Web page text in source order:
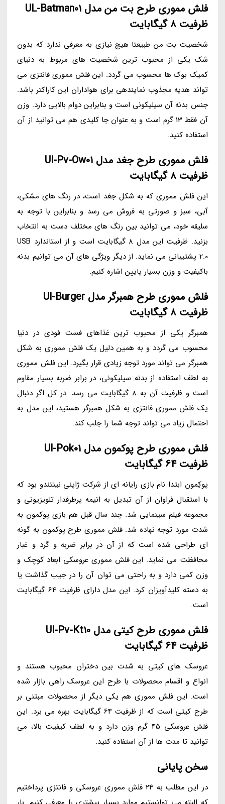
فلش مموری طرح بت من مدل UL-Batman01
ظرفیت 8 گیگابایت
شخصیت بت من طبیعتا هیچ نیازی به معرفی ندارد که بدون
شک یکی از محبوب ترین شخصیت های مربوط به دنیای
کمیک بوک ها محسوب می گردد. این فلش مموری فانتزی می
تواند هدیه مجذوب نمایندهی برای هواداران این کاراکتر باشد.
جنس بدنه آن سیلیکونی است و بنابراین دوام بالایی دارد. وزن
آن فقط 13 گرم است و به عنوان جا کلیدی هم می توانید از آن
استفاده کنید.
فلش مموری طرح جغد مدل Ul-Pv-Ow01
ظرفیت 8 گیگابایت
این فلش مموری که به شکل جغد است، در رنگ های مشکی،
آبی، سبز و صورتی به فروش می رسد و بنابراین با توجه به
سلیقه خود، می توانید بین رنگ های مختلف دست به انتخاب
بزنید. ظرفیت این مدل 8 گیگابایت است و از استاندارد USB
2.0 پشتیبانی می نماید. از دیگر ویژگی های آن می توانیم بدنه
باکیفیت و وزن بسیار پایین اشاره کنیم.
فلش مموری طرح همبرگر مدل Ul-Burger
ظرفیت 8 گیگابایت
همبرگر یکی از محبوب ترین غذاهای فست فودی در دنیا
محسوب می گردد و به همین دلیل یک فلش مموری به شکل
همبرگر می تواند مورد توجه زیادی قرار بگیرد. این فلش مموری
به لطف استفاده از بدنه سیلیکونی، در برابر ضربه بسیار مقاوم
است و ظرفیت آن به 8 گیگابایت می رسد. در کل اگر دنبال
یک فلش مموری فانتزی به شکل همبرگر هستید، این مدل به
احتمال زیاد می تواند توجه شما را جلب کند.
فلش مموری طرح پوکمون مدل Ul-Pok01
ظرفیت 64 گیگابایت
پوکِمون ابتدا نام بازی رایانه ای از شرکت ژاپنی نینتندو بود که
با استقبال فراوان از آن تبدیل به انیمه پرطرفدار تلویزیونی و
مجموعه فیلم سینمایی شد. چند سال قبل هم بازی پوکمون به
شدت مورد توجه نهاده شد. فلش مموری طرح پوکمون به گونه
ای طراحی شده است که از آن در برابر ضربه و گرد و غبار
محافظت می نماید. این فلش مموری عروسکی ابعاد کوچک و
وزن کمی دارد و به راحتی می توان آن را در جیب گذاشت یا
به دسته کلیدآویزان کرد. این مدل دارای ظرفیت 64 گیگابایت
است.
فلش مموری طرح کیتی مدل Ul-Pv-Kt10
ظرفیت 64 گیگابایت
عروسک های کیتی به شدت بین دختران محبوب هستند و
انواع و اقسام محصولات با طرح این عروسک راهی بازار شده
است. این فلش مموری هم یکی دیگر از محصولات مبتنی بر
طرح کیتی است که از ظرفیت 64 گیگابایت بهره می برد. این
فلش عروسکی 45 گرم وزن دارد و به لطف کیفیت بالا، می
توانید تا مدت ها از آن استفاده کنید.
سخن پایانی
در این مطلب به 24 فلش مموری عروسکی و فانتزی پرداختیم